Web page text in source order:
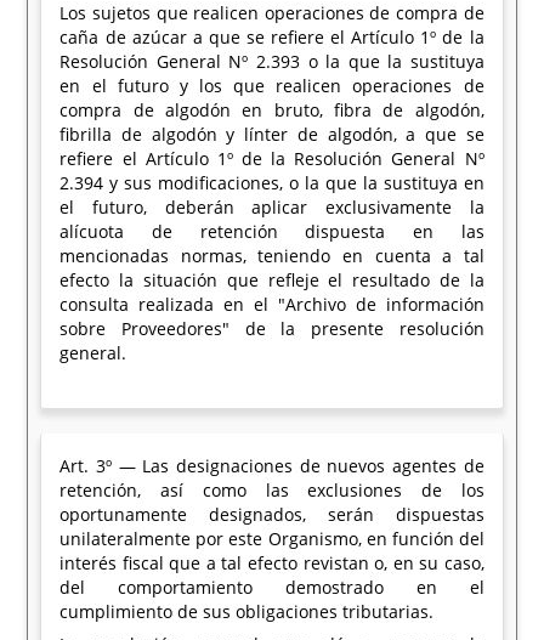
Los sujetos que realicen operaciones de compra de
caña de azúcar a que se refiere el Artículo 1º de la
Resolución General Nº 2.393 o la que la sustituya
en el futuro y los que realicen operaciones de
compra de algodón en bruto, fibra de algodón,
fibrilla de algodón y línter de algodón, a que se
refiere el Artículo 1º de la Resolución General Nº
2.394 y sus modificaciones, o la que la sustituya en
el futuro, deberán aplicar exclusivamente la
alícuota de retención dispuesta en las
mencionadas normas, teniendo en cuenta a tal
efecto la situación que refleje el resultado de la
consulta realizada en el "Archivo de información
sobre Proveedores" de la presente resolución
general.
Art. 3º — Las designaciones de nuevos agentes de
retención, así como las exclusiones de los
oportunamente designados, serán dispuestas
unilateralmente por este Organismo, en función del
interés fiscal que a tal efecto revistan o, en su caso,
del comportamiento demostrado en el
cumplimiento de sus obligaciones tributarias.